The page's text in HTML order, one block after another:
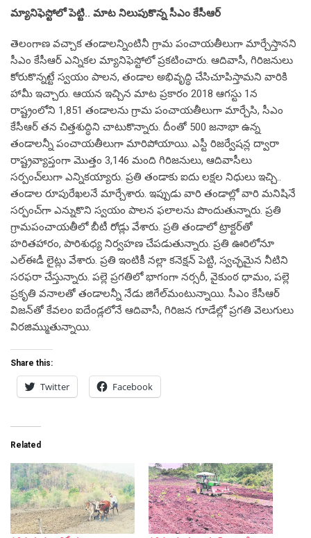
మ్యానిఫెస్టోలో పెట్టి.. మాట నిలుపుకొన్న సీఎం కేసీఆర్‌
తెలంగాణ వ‌చ్చాక తండాల‌న్నింటినీ గ్రామ పంచాయ‌తీలుగా మార్చేస్తాన‌ని
సీఎం కేసీఆర్ ఎన్నిక‌ల మ్యానిఫెస్టోలో ప్ర‌క‌టించారు. ఆదివాసీ, గిరిజ‌నులు
కోరుకొన్న‌ట్టే స్వ‌యం పాల‌న, తండాల అభివృద్ధి చేసిచూపిస్తామ‌ని వారికి
హామీ ఇచ్చారు. ఆయ‌న ఇచ్చిన మాట ప్ర‌కారం 2018 ఆగస్టు 1న
రాష్ట్రంలోని 1,851 తండాలను గ్రామ పంచాయతీలుగా మార్చేసి, సీఎం
కేసీఆర్ త‌న చిత్త‌శుద్ధిని చాటుకొన్నారు. దీంతో 500 జ‌నాభా ఉన్న
తండాల‌న్నీ పంచాయ‌తీలుగా మారిపోయాయి. ఎస్టీ రిజ‌ర్వేష‌న్ల ద్వారా
రాష్ట్ర‌వ్యాప్తంగా మొత్తం 3,146 మంది గిరిజ‌నులు, ఆదివాసీలు
స‌ర్పంచ్‌లుగా ఎన్నిక‌య్యారు. ప్ర‌తి తండాకు ఐదు ల‌క్ష‌ల నిధులు ఇచ్చి..
తండాల రూపురేఖ‌ల‌నే మార్చేశారు. ఇప్పుడు వారి తండాల్లో వారి మ‌నిషినే
స‌ర్పంచ్‌గా ఎన్నుకొని స్వ‌యం పాల‌న ఫ‌లాల‌ను పొందుతున్నారు. ప్ర‌తి
గ్రామ‌పంచాయ‌తీలో బీటీ రోడ్లు వేశారు. ప్ర‌తి తండాలో ట్రాక్ట‌ర్‌తో
హ‌రిత‌హారం, పారిశుధ్య నిర్వ‌హ‌ణ చేప‌డుతున్నారు. ప్ర‌తి ఊరిలోనూ
ఎల్ఈడీ లైట్లు వేశారు. ప్ర‌తి ఇంటికీ న‌ల్లా క‌నెక్ష‌న్ పెట్టి, స్వ‌చ్ఛ‌మైన నీటిని
స‌ర‌ఫ‌రా చేస్తున్నారు. ప‌ల్లె ప్ర‌గ‌తిలో భాగంగా న‌ర్స‌రీ, వైకుంఠ ధామం, ప‌ల్లె
ప్ర‌కృతి వ‌నాల‌తో తండాల‌న్నీ నేడు జిగేల్‌మంటున్నాయి. సీఎం కేసీఆర్
విజ‌న్‌తో కేవ‌లం ఐదేండ్ల‌లోనే ఆదివాసీ, గిరిజ‌న గూడేల్లో ప్ర‌గ‌తి వెలుగులు
విర‌జిమ్ముతున్నాయి.
Share this:
Twitter Facebook
Related